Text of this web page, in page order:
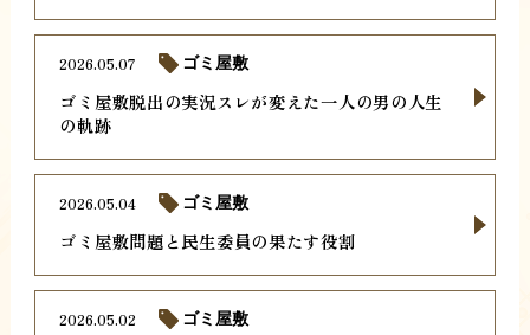
ゴミ屋敷脱出の実況スレが変えた一人の男の人生
の軌跡
2026.05.07 ゴミ屋敷
ゴミ屋敷問題と民生委員の果たす役割
2026.05.04 ゴミ屋敷
2026.05.02 ゴミ屋敷